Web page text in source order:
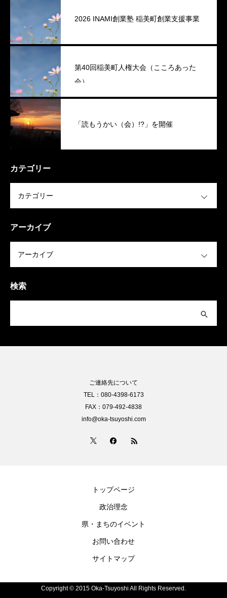
2026 INAMI創業塾 稲美町創業支援事業
第40回稲美町人権大会（こころあった
会）
「読もうかい（会）!?」を開催
カテゴリー
アーカイブ
検索
ご連絡先について
TEL：080-4398-6173
FAX：079-492-4838
info@oka-tsuyoshi.com
トップページ
政治理念
県・まちのイベント
お問い合わせ
サイトマップ
Copyright © 2015 Oka-Tsuyoshi All Rights Reserved.